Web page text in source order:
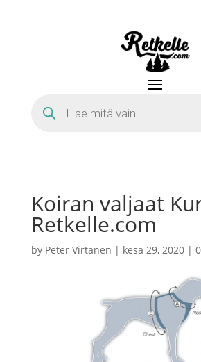
search
Koiran valjaat
Retkelle.com
by Peter Virtanen | kesä 29, 2020|